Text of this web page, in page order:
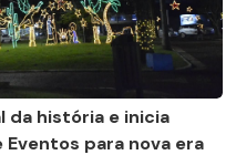
da história e inicia
para nova era